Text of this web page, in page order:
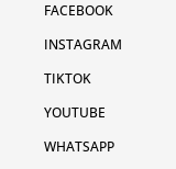
FACEBOOK
INSTAGRAM
TIKTOK
YOUTUBE
WHATSAPP